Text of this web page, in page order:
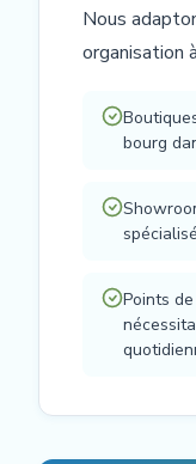
Nous
organisation
bourg
Points